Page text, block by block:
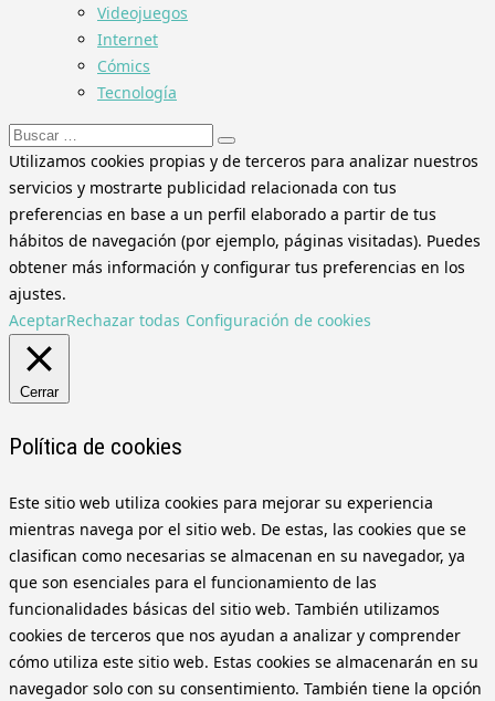
Videojuegos
Internet
Cómics
Tecnología
Buscar:
Utilizamos cookies propias y de terceros para analizar nuestros
servicios y mostrarte publicidad relacionada con tus
preferencias en base a un perfil elaborado a partir de tus
hábitos de navegación (por ejemplo, páginas visitadas). Puedes
obtener más información y configurar tus preferencias en los
ajustes.
AceptarRechazar todas Configuración de cookies
Cerrar
Política de cookies
Este sitio web utiliza cookies para mejorar su experiencia
mientras navega por el sitio web. De estas, las cookies que se
clasifican como necesarias se almacenan en su navegador, ya
que son esenciales para el funcionamiento de las
funcionalidades básicas del sitio web. También utilizamos
cookies de terceros que nos ayudan a analizar y comprender
cómo utiliza este sitio web. Estas cookies se almacenarán en su
navegador solo con su consentimiento. También tiene la opción